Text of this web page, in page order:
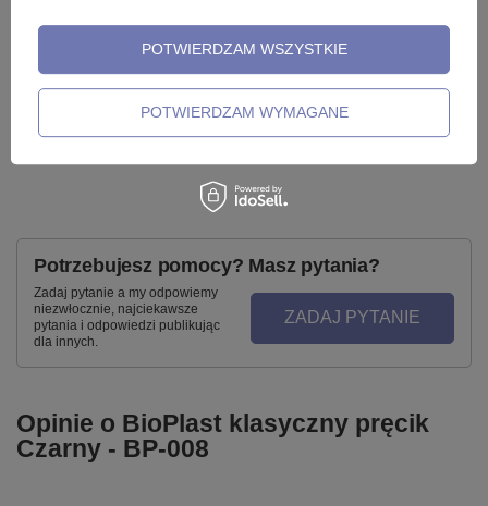
RETAINER - zatyczka do
języka, ucha - RZ-001
Kolczyk z BioPlastu -
RETAINER do języka -
przezroczysty - BP-016
5,99 zł
Potrzebujesz pomocy? Masz pytania?
Zadaj pytanie a my odpowiemy
niezwłocznie, najciekawsze
pytania i odpowiedzi publikując
dla innych.
ZADAJ PYTANIE
Opinie o BioPlast klasyczny pręcik
Czarny - BP-008
POTWIERDZAM WYMAGANE
POTWIERDZAM WSZYSTKIE